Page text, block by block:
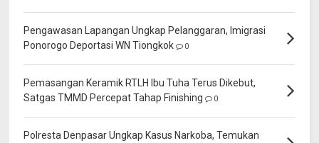
Pengawasan Lapangan Ungkap Pelanggaran, Imigrasi
Ponorogo Deportasi WN Tiongkok
0
Pemasangan Keramik RTLH Ibu Tuha Terus Dikebut,
Satgas TMMD Percepat Tahap Finishing
0
Polresta Denpasar Ungkap Kasus Narkoba, Temukan